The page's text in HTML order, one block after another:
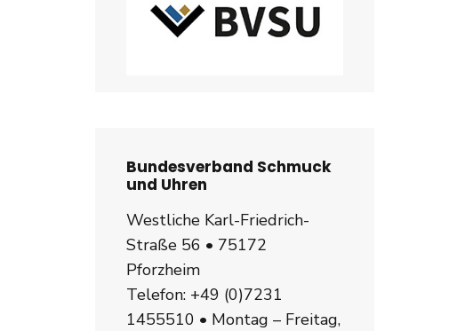
Bundesverband Schmuck
und Uhren
Westliche Karl-Friedrich-
Straße 56 • 75172
Pforzheim
Telefon: +49 (0)7231
1455510 • Montag – Freitag,